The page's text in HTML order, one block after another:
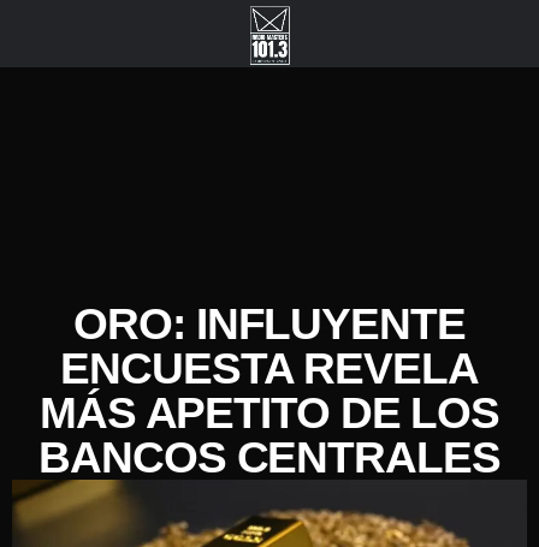
ORO: INFLUYENTE
ENCUESTA REVELA
MÁS APETITO DE LOS
BANCOS CENTRALES